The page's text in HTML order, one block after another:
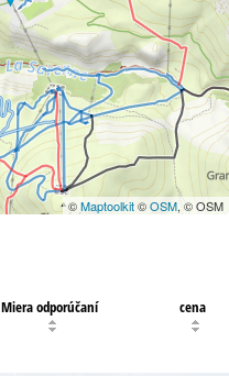
©Maptoolkit©OSM, © OSM
Miera odporúčaní cena